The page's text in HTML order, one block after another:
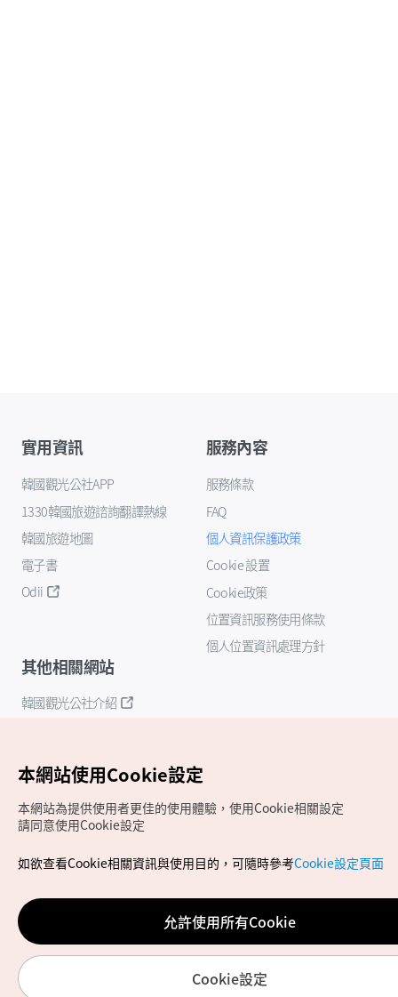
實用資訊
韓國觀光公社APP
1330韓國旅遊諮詢翻譯熱線
韓國旅遊地圖
電子書
Odii
服務內容
服務條款
FAQ
個人資訊保護政策
Cookie 設置
Cookie政策
位置資訊服務使用條款
個人位置資訊處理方針
其他相關網站
韓國觀光公社介紹
Copyrights (c) 韓國觀光公社版權所有
如有相關疑問或建議，歡迎來信至官方信箱
chinese_big5@knto.or.kr
本網站使用Cookie設定
本網站為提供使用者更佳的使用體驗，使用Cookie相關設定
請同意使用Cookie設定
如欲查看Cookie相關資訊與使用目的，可隨時參考Cookie設定頁面
允許使用所有Cookie
Cookie設定